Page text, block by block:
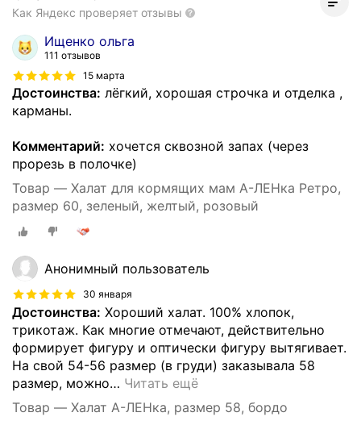
Как Яндекс проверяет отзывы
Ищенко ольга
111 отзывов
15 марта
Достоинства: лёгкий, хорошая строчка и отделка ,
карманы.
Комментарий: хочется сквозной запах (через
прорезь в полочке)
Товар — Халат для кормящих мам А-ЛЕНка Ретро,
размер 60, зеленый, желтый, розовый
Анонимный пользователь
30 января
Достоинства: Хороший халат. 100% хлопок,
трикотаж. Как многие отмечают, действительно
формирует фигуру и оптически фигуру вытягивает.
На свой 54-56 размер (в груди) заказывала 58
размер, можно… Читать ещё
Товар — Халат А-ЛЕНка, размер 58, бордо